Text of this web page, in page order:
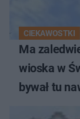
CIEKAWOSTKI
Ma
wioska w
bywał tu